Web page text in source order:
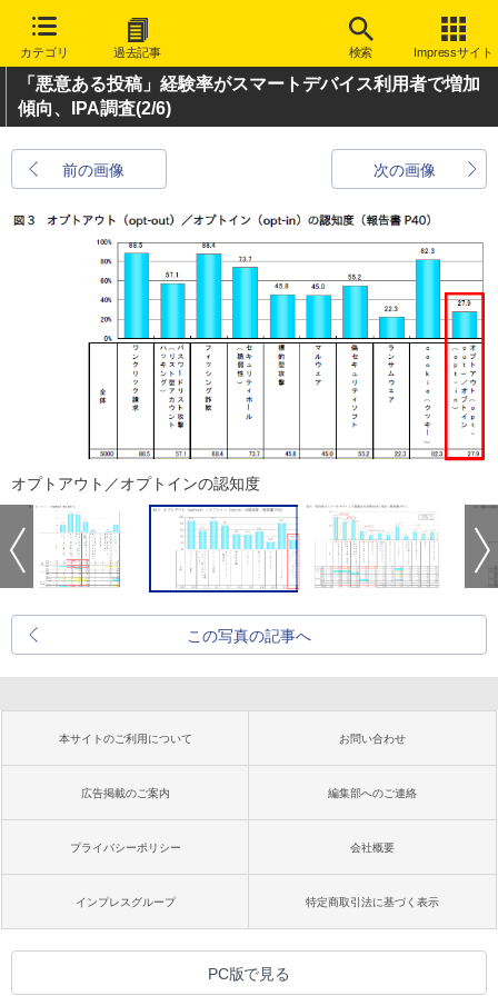
カテゴリ 過去記事 検索 Impressサイト
「悪意ある投稿」経験率がスマートデバイス利用者で増加
傾向、IPA調査(2/6)
前の画像 次の画像
オプトアウト／オプトインの認知度
この写真の記事へ
本サイトのご利用について お問い合わせ
広告掲載のご案内 編集部へのご連絡
プライバシーポリシー 会社概要
インプレスグループ 特定商取引法に基づく表示
PC版で見る